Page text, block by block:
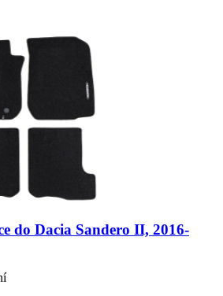
do Dacia Sandero II, 2016-